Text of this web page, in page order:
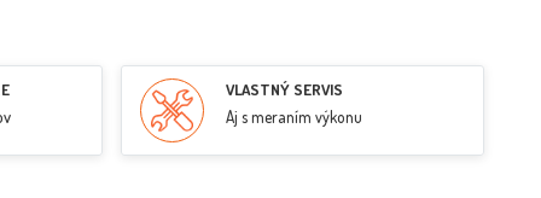
VLASTNÝ SERVIS
Aj s meraním výkonu